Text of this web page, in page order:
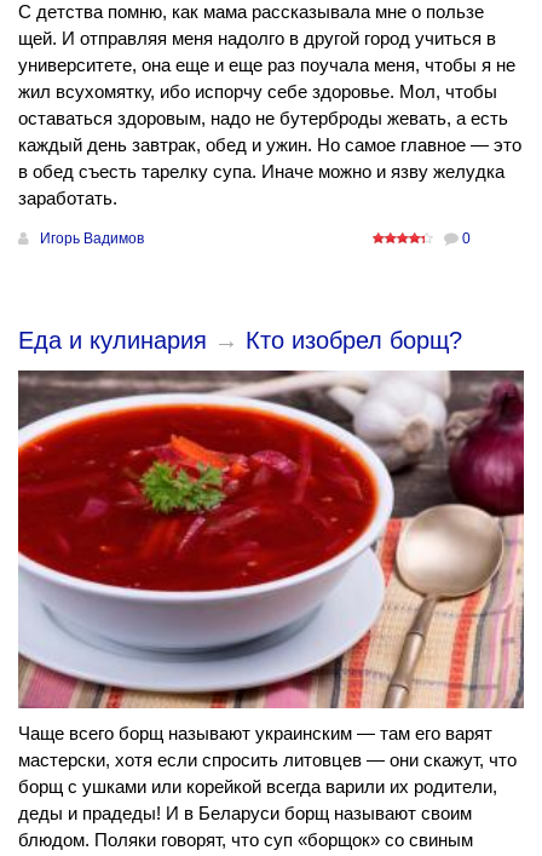
С детства помню, как мама рассказывала мне о пользе
щей. И отправляя меня надолго в другой город учиться в
университете, она еще и еще раз поучала меня, чтобы я не
жил всухомятку, ибо испорчу себе здоровье. Мол, чтобы
оставаться здоровым, надо не бутерброды жевать, а есть
каждый день завтрак, обед и ужин. Но самое главное — это
в обед съесть тарелку супа. Иначе можно и язву желудка
заработать.
Игорь Вадимов 0
Еда и кулинария → Кто изобрел борщ?
Чаще всего борщ называют украинским — там его варят
мастерски, хотя если спросить литовцев — они скажут, что
борщ с ушками или корейкой всегда варили их родители,
деды и прадеды! И в Беларуси борщ называют своим
блюдом. Поляки говорят, что суп «борщок» со свиным